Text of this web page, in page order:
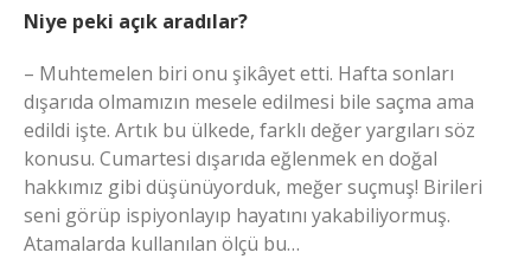
Niye peki açık aradılar?
– Muhtemelen biri onu şikâyet etti. Hafta sonları
dışarıda olmamızın mesele edilmesi bile saçma ama
edildi işte. Artık bu ülkede, farklı değer yargıları söz
konusu. Cumartesi dışarıda eğlenmek en doğal
hakkımız gibi düşünüyorduk, meğer suçmuş! Birileri
seni görüp ispiyonlayıp hayatını yakabiliyormuş.
Atamalarda kullanılan ölçü bu…